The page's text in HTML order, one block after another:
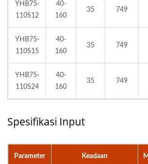
YHB75-
110S12
40-
160
35 749
YHB75-
110S15
40-
160
35 749
YHB75-
110S24
40-
160
35 749
Spesifikasi Input
Parameter Keadaan